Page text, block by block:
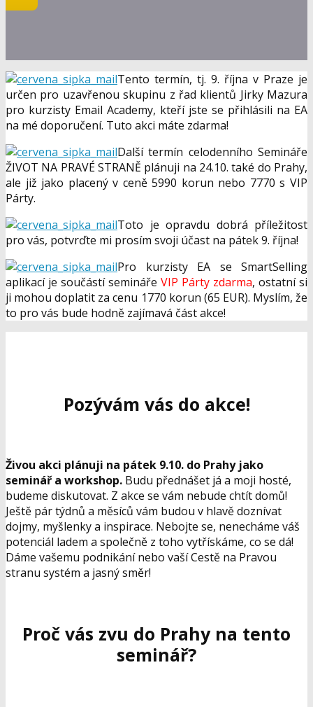
Tento termín, tj. 9. října v Praze je
určen pro uzavřenou skupinu z řad klientů Jirky Mazura
pro kurzisty Email Academy, kteří jste se přihlásili na EA
na mé doporučení. Tuto akci máte zdarma!
Další termín celodenního Semináře
ŽIVOT NA PRAVÉ STRANĚ plánuji na 24.10. také do Prahy,
ale již jako placený v ceně 5990 korun nebo 7770 s VIP
Párty.
Toto je opravdu dobrá příležitost
pro vás, potvrďte mi prosím svoji účast na pátek 9. října!
Pro kurzisty EA se SmartSelling
aplikací je součástí semináře VIP Párty zdarma, ostatní si
ji mohou doplatit za cenu 1770 korun (65 EUR). Myslím, že
to pro vás bude hodně zajímavá část akce!
Pozývám vás do akce!
Živou akci plánuji na pátek 9.10. do Prahy jako
seminář a workshop. Budu přednášet já a moji hosté,
budeme diskutovat. Z akce se vám nebude chtít domů!
Ještě pár týdnů a měsíců vám budou v hlavě doznívat
dojmy, myšlenky a inspirace. Nebojte se, nenecháme váš
potenciál ladem a společně z toho vytřískáme, co se dá!
Dáme vašemu podnikání nebo vaší Cestě na Pravou
stranu systém a jasný směr!
Proč vás zvu do Prahy na tento
seminář?